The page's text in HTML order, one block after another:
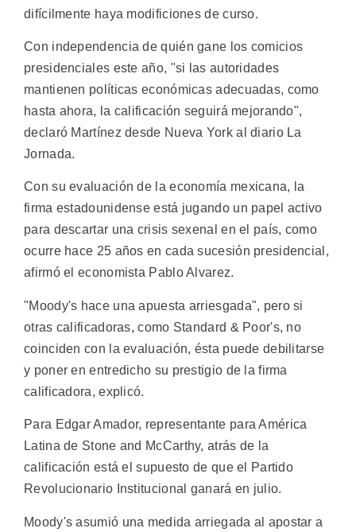
difícilmente haya modificiones de curso.
Con independencia de quién gane los comicios
presidenciales este año, "si las autoridades
mantienen políticas económicas adecuadas, como
hasta ahora, la calificación seguirá mejorando",
declaró Martínez desde Nueva York al diario La
Jornada.
Con su evaluación de la economía mexicana, la
firma estadounidense está jugando un papel activo
para descartar una crisis sexenal en el país, como
ocurre hace 25 años en cada sucesión presidencial,
afirmó el economista Pablo Alvarez.
"Moody's hace una apuesta arriesgada", pero si
otras calificadoras, como Standard & Poor's, no
coinciden con la evaluación, ésta puede debilitarse
y poner en entredicho su prestigio de la firma
calificadora, explicó.
Para Edgar Amador, representante para América
Latina de Stone and McCarthy, atrás de la
calificación está el supuesto de que el Partido
Revolucionario Institucional ganará en julio.
Moody's asumió una medida arriegada al apostar a